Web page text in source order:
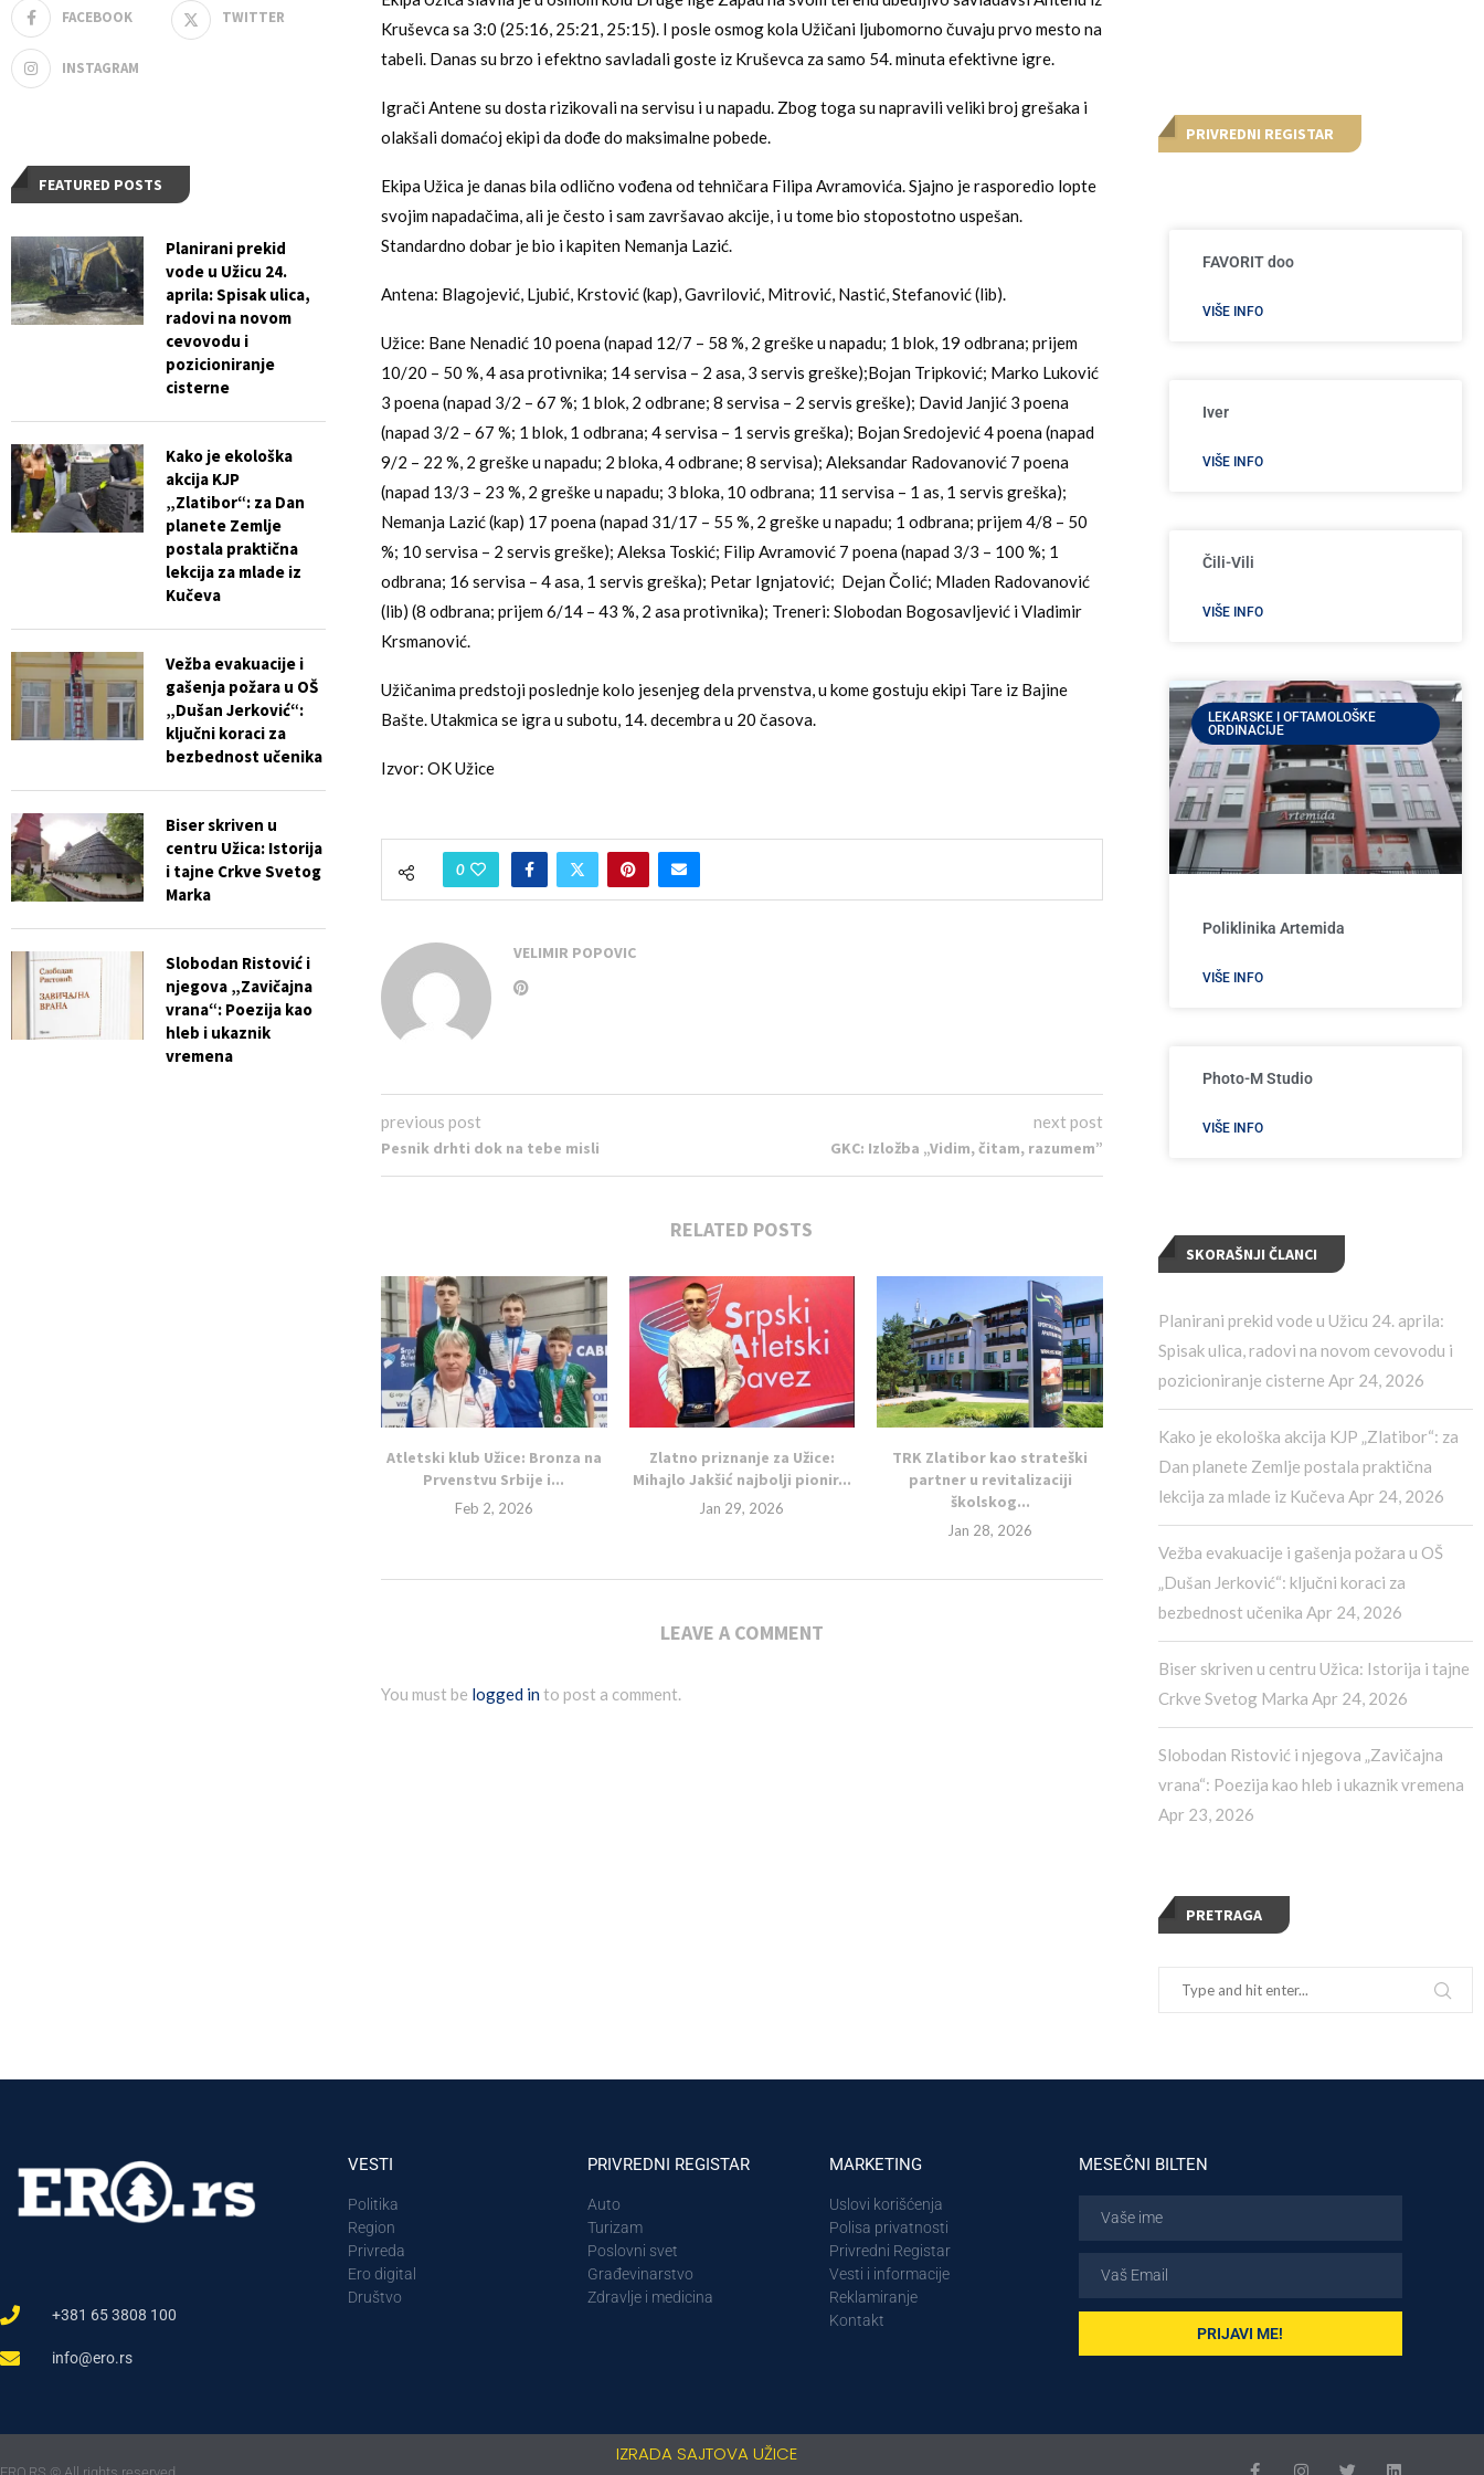
Kruševca sa 3:0 (25:16, 25:21, 25:15). I posle osmog kola Užičani ljubomorno čuvaju prvo mesto na
tabeli. Danas su brzo i efektno savladali goste iz Kruševca za samo 54. minuta efektivne igre.
Igrači Antene su dosta rizikovali na servisu i u napadu. Zbog toga su napravili veliki broj grešaka i
olakšali domaćoj ekipi da dođe do maksimalne pobede.
Ekipa Užica je danas bila odlično vođena od tehničara Filipa Avramovića. Sjajno je rasporedio lopte
svojim napadačima, ali je često i sam završavao akcije, i u tome bio stopostotno uspešan.
Standardno dobar je bio i kapiten Nemanja Lazić.
Antena: Blagojević, Ljubić, Krstović (kap), Gavrilović, Mitrović, Nastić, Stefanović (lib).
Užice: Bane Nenadić 10 poena (napad 12/7 – 58 %, 2 greške u napadu; 1 blok, 19 odbrana; prijem
10/20 – 50 %, 4 asa protivnika; 14 servisa – 2 asa, 3 servis greške);Bojan Tripković; Marko Luković
3 poena (napad 3/2 – 67 %; 1 blok, 2 odbrane; 8 servisa – 2 servis greške); David Janjić 3 poena
(napad 3/2 – 67 %; 1 blok, 1 odbrana; 4 servisa – 1 servis greška); Bojan Sredojević 4 poena (napad
9/2 – 22 %, 2 greške u napadu; 2 bloka, 4 odbrane; 8 servisa); Aleksandar Radovanović 7 poena
(napad 13/3 – 23 %, 2 greške u napadu; 3 bloka, 10 odbrana; 11 servisa – 1 as, 1 servis greška);
Nemanja Lazić (kap) 17 poena (napad 31/17 – 55 %, 2 greške u napadu; 1 odbrana; prijem 4/8 – 50
%; 10 servisa – 2 servis greške); Aleksa Toskić; Filip Avramović 7 poena (napad 3/3 – 100 %; 1
odbrana; 16 servisa – 4 asa, 1 servis greška); Petar Ignjatović; Dejan Čolić; Mladen Radovanović
(lib) (8 odbrana; prijem 6/14 – 43 %, 2 asa protivnika); Treneri: Slobodan Bogosavljević i Vladimir
Krsmanović.
Užičanima predstoji poslednje kolo jesenjeg dela prvenstva, u kome gostuju ekipi Tare iz Bajine
Bašte. Utakmica se igra u subotu, 14. decembra u 20 časova.
Izvor: OK Užice
0
VELIMIR POPOVIC
previous post
Pesnik drhti dok na tebe misli
next post
GKC: Izložba „Vidim, čitam, razumem”
RELATED POSTS
Atletski klub Užice: Bronza na
Prvenstvu Srbije i...
Feb 2, 2026
Zlatno priznanje za Užice:
Mihajlo Jakšić najbolji pionir...
Jan 29, 2026
TRK Zlatibor kao strateški
partner u revitalizaciji
školskog...
Jan 28, 2026
LEAVE A COMMENT
You must be logged into post a comment.
PRIVREDNI REGISTAR
FAVORIT doo
VIŠE INFO
Iver
VIŠE INFO
Čili-Vili
VIŠE INFO
LEKARSKE I OFTAMOLOŠKE
ORDINACIJE
Poliklinika Artemida
VIŠE INFO
Photo-M Studio
VIŠE INFO
SKORAŠNJI ČLANCI
Planirani prekid vode u Užicu 24. aprila:
Spisak ulica, radovi na novom cevovodu i
pozicioniranje cisterne Apr 24, 2026
Kako je ekološka akcija KJP „Zlatibor“: za
Dan planete Zemlje postala praktična
lekcija za mlade iz Kučeva Apr 24, 2026
Vežba evakuacije i gašenja požara u OŠ
„Dušan Jerković“: ključni koraci za
bezbednost učenika Apr 24, 2026
Biser skriven u centru Užica: Istorija i tajne
Crkve Svetog Marka Apr 24, 2026
Slobodan Ristović i njegova „Zavičajna
vrana“: Poezija kao hleb i ukaznik vremena
Apr 23, 2026
PRETRAGA
FACEBOOK TWITTER
INSTAGRAM
FEATURED POSTS
Planirani prekid
vode u Užicu 24.
aprila: Spisak ulica,
radovi na novom
cevovodu i
pozicioniranje
cisterne
Kako je ekološka
akcija KJP
„Zlatibor“: za Dan
planete Zemlje
postala praktična
lekcija za mlade iz
Kučeva
Vežba evakuacije i
gašenja požara u OŠ
„Dušan Jerković“:
ključni koraci za
bezbednost učenika
Biser skriven u
centru Užica: Istorija
i tajne Crkve Svetog
Marka
Slobodan Ristović i
njegova „Zavičajna
vrana“: Poezija kao
hleb i ukaznik
vremena
+381 65 3808 100
info@ero.rs
VESTI
Politika
Region
Privreda
Ero digital
Društvo
PRIVREDNI REGISTAR
Auto
Turizam
Poslovni svet
Građevinarstvo
Zdravlje i medicina
MARKETING
Uslovi korišćenja
Polisa privatnosti
Privredni Registar
Vesti i informacije
Reklamiranje
Kontakt
MESEČNI BILTEN
PRIJAVI ME!
IZRADA SAJTOVA UŽICE